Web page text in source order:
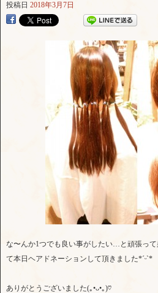
投稿日 2018年3月7日
な〜んか1つでも良い事がしたい…と頑張っ
て本日ヘアドネーションして頂きました*ˊᵕˋ*
ありがとうございました(｡•ᴗ•｡)♡